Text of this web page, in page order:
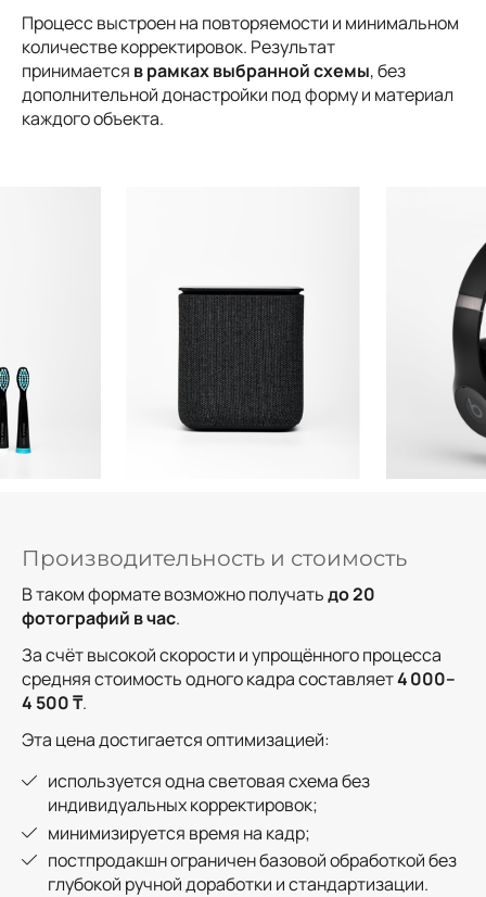
Процесс выстроен на повторяемости и минимальном
количестве корректировок. Результат
принимается в рамках выбранной схемы, без
дополнительной донастройки под форму и материал
каждого объекта.
Производительность и стоимость
В таком формате возможно получатьдо 20
фотографий в час.
За счёт высокой скорости и упрощённого процесса
средняя стоимость одного кадра составляет4 000–
4 500 ₸.
Эта цена достигается оптимизацией:
используется одна световая схема без
индивидуальных корректировок;
минимизируется время на кадр;
постпродакшн ограничен базовой обработкой без
глубокой ручной доработки и стандартизации.